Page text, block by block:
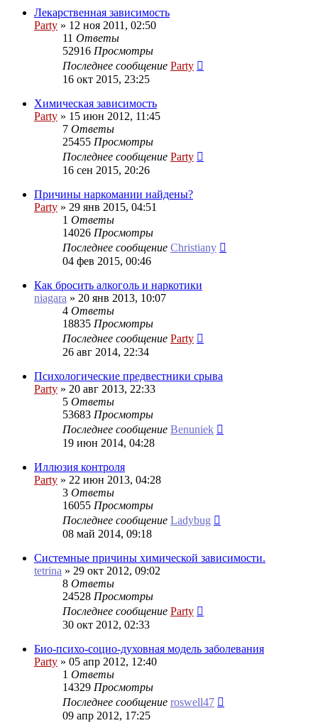
Лекарственная зависимость
Party » 12 ноя 2011, 02:50
11 Ответы
52916 Просмотры
Последнее сообщение Party
16 окт 2015, 23:25
Химическая зависимость
Party » 15 июн 2012, 11:45
7 Ответы
25455 Просмотры
Последнее сообщение Party
16 сен 2015, 20:26
Причины наркомании найдены?
Party » 29 янв 2015, 04:51
1 Ответы
14026 Просмотры
Последнее сообщение Christiany
04 фев 2015, 00:46
Как бросить алкоголь и наркотики
niagara » 20 янв 2013, 10:07
4 Ответы
18835 Просмотры
Последнее сообщение Party
26 авг 2014, 22:34
Психологические предвестники срыва
Party » 20 авг 2013, 22:33
5 Ответы
53683 Просмотры
Последнее сообщение Benuniek
19 июн 2014, 04:28
Иллюзия контроля
Party » 22 июн 2013, 04:28
3 Ответы
16055 Просмотры
Последнее сообщение Ladybug
08 май 2014, 09:18
Системные причины химической зависимости.
tetrina » 29 окт 2012, 09:02
8 Ответы
24528 Просмотры
Последнее сообщение Party
30 окт 2012, 02:33
Био-психо-социо-духовная модель заболевания
Party » 05 апр 2012, 12:40
1 Ответы
14329 Просмотры
Последнее сообщение roswell47
09 апр 2012, 17:25